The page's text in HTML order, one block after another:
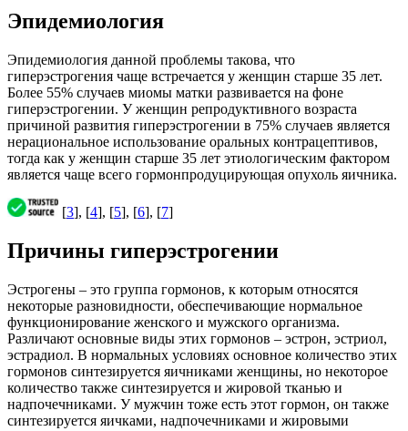
Эпидемиология
Эпидемиология данной проблемы такова, что
гиперэстрогения чаще встречается у женщин старше 35 лет.
Более 55% случаев миомы матки развивается на фоне
гиперэстрогении. У женщин репродуктивного возраста
причиной развития гиперэстрогении в 75% случаев является
нерациональное использование оральных контрацептивов,
тогда как у женщин старше 35 лет этиологическим фактором
является чаще всего гормонпродуцирующая опухоль яичника.
[3], [4], [5], [6], [7]
Причины гиперэстрогении
Эстрогены – это группа гормонов, к которым относятся
некоторые разновидности, обеспечивающие нормальное
функционирование женского и мужского организма.
Различают основные виды этих гормонов – эстрон, эстриол,
эстрадиол. В нормальных условиях основное количество этих
гормонов синтезируется яичниками женщины, но некоторое
количество также синтезируется и жировой тканью и
надпочечниками. У мужчин тоже есть этот гормон, он также
синтезируется яичками, надпочечниками и жировыми